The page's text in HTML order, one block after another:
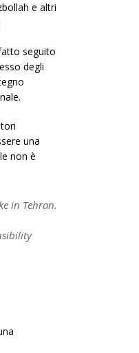
e altri
seguito
degli
una
non è
in Tehran.